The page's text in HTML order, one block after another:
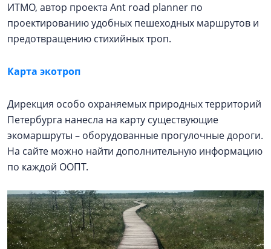
ИТМО, автор проекта Ant road planner по
проектированию удобных пешеходных маршрутов и
предотвращению стихийных троп.
Карта экотроп
Дирекция особо охраняемых природных территорий
Петербурга нанесла на карту существующие
экомаршруты – оборудованные прогулочные дороги.
На сайте можно найти дополнительную информацию
по каждой ООПТ.